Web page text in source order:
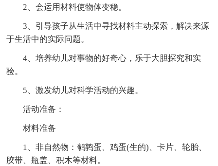
2、会运用材料使物体变稳。
3、引导孩子从生活中寻找材料主动探索，解决来源
于生活中的实际问题。
4、培养幼儿对事物的好奇心，乐于大胆探究和实
验。
5、激发幼儿对科学活动的兴趣。
活动准备：
材料准备
1、非自然物：鹌鹑蛋、鸡蛋(生的)、卡片、轮胎、
胶带、瓶盖、积木等材料。